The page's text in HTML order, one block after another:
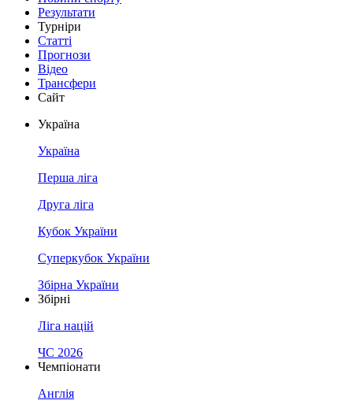
Результати
Турніри
Статті
Прогнози
Відео
Трансфери
Сайт
Україна
Україна
Перша ліга
Друга ліга
Кубок України
Суперкубок України
Збірна України
Збірні
Ліга націй
ЧС 2026
Чемпіонати
Англія